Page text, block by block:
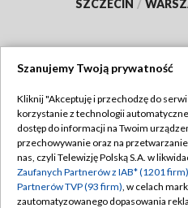
SZCZECIN /
Abonament TVP
Emisja w TVP
Centrum informacji TVP
Polityka
Moje
Szanujemy Twoją prywatność
Kliknij "Akceptuję i przechodzę do
korzystanie z technologii
dostęp do informacji na Twoim
przechowywanie oraz na
nas, czyli Telewizję Polską S.A. w
Zaufanych Partnerów z IAB* (1201 firm)
Partnerów TVP (93 firm), w celach
zautomatyzowanego dopasowania